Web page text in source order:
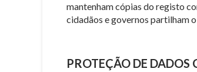
mantenham cópias do registo
cidadãos e governos partilham
PROTEÇÃO DE DADOS